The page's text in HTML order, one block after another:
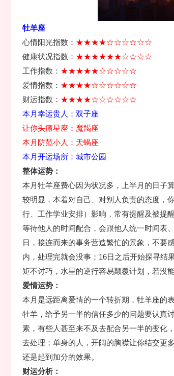
牡羊座
心情阳光指数： ★★★★☆☆☆☆☆☆
健康状况指数： ★★★★★★☆☆☆☆
工作指数： ★★★★★☆☆☆☆☆
爱情指数： ★★★★☆☆☆☆☆☆
财运指数： ★★★★☆☆☆☆☆☆
本月幸运贵人：双子座
让你头痛星座：魔羯座
本月防范小人：天蝎座
本月开运场所：城市公园
整体运势：
本月牡羊座费心因为状况多，上半月的日子
较明显，本着对自己、对别人负责的态度，
行、工作学业安排）影响，常有提醒及被提
等待他人的时间配合，会跟他人统一时间表
日，接连而来的事务营造繁忙的景象，不要
内，处理完就会没事；16日之后开始探寻结
矩不讨巧，水星的逆行容易颠覆计划，若没
爱情运势：
本月是远距离爱情的一个转折期，牡羊座的
牡羊，给予另一半的信任多少的问题要认真
素，有些人甚至来不及去配合另一半的变化
去处理；单身的人，开阔的胸襟让你结交更
还是起到加分的效果。
财运分析：